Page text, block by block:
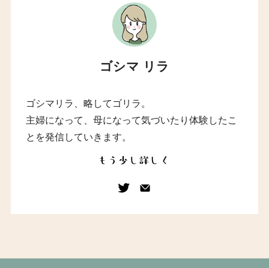
ゴシマ リラ
ゴシマリラ、略してゴリラ。
主婦になって、母になって気づいたり体験したこ
とを発信していきます。